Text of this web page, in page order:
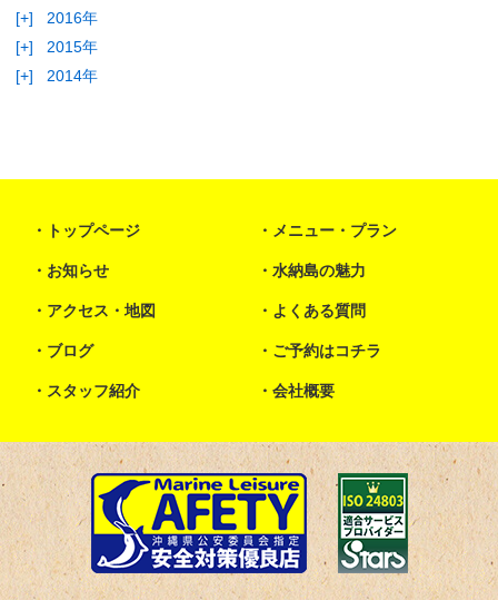
[+]
2016年
[+]
2015年
[+]
2014年
トップページ メニュー・プラン
お知らせ 水納島の魅力
アクセス・地図 よくある質問
ブログ ご予約はコチラ
スタッフ紹介 会社概要